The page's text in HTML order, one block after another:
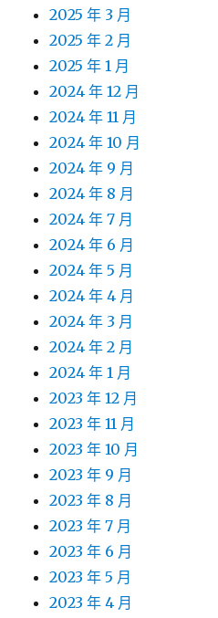
2025 年 3 月
2025 年 2 月
2025 年 1 月
2024 年 12 月
2024 年 11 月
2024 年 10 月
2024 年 9 月
2024 年 8 月
2024 年 7 月
2024 年 6 月
2024 年 5 月
2024 年 4 月
2024 年 3 月
2024 年 2 月
2024 年 1 月
2023 年 12 月
2023 年 11 月
2023 年 10 月
2023 年 9 月
2023 年 8 月
2023 年 7 月
2023 年 6 月
2023 年 5 月
2023 年 4 月